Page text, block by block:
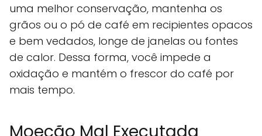
uma melhor conservação, mantenha os
grãos ou o pó de café em recipientes opacos
e bem vedados, longe de janelas ou fontes
de calor. Dessa forma, você impede a
oxidação e mantém o frescor do café por
mais tempo.
Moeção Mal Executada